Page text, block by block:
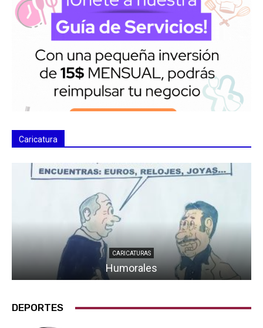
Caricatura
CARICATURAS
Humorales
DEPORTES